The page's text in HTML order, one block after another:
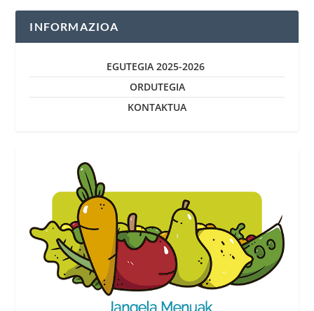
INFORMAZIOA
EGUTEGIA 2025-2026
ORDUTEGIA
KONTAKTUA